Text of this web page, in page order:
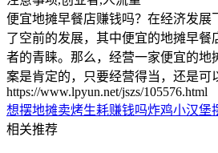
便宜地摊早餐店赚钱吗？在经济发展
了空前的发展，其中便宜的地摊早餐
者的青睐。那么，经营一家便宜的地
案是肯定的，只要经营得当，还是可
https://www.lpyun.net/jszs/105576.html
想摆地摊卖烤生耗赚钱吗炸鸡小汉堡
相关推荐